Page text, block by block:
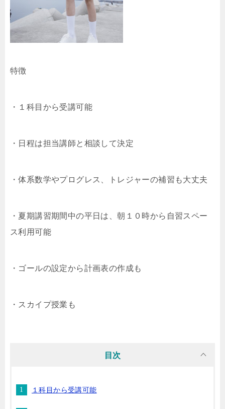
特徴
・１科目から受講可能
・日程は担当講師と相談して決定
・体系数学やプログレス、トレジャーの補習も大丈夫
・夏期講習期間中の平日は、朝１０時から自習スペー
ス利用可能
・ゴールの設定から計画表の作成も
・スカイプ授業も
目次
１科目から受講可能